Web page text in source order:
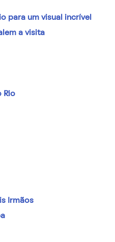
para um visual incrível
a visita
Rio
Irmãos